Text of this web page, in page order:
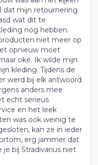
dat mijn retournering
wat dit te
nog hebben.
niet meer op
opnieuw moet
oke. Ik wilde mijn
kleding. Tijdens de
werd bij elk antwoord
anders mee
echt serieus
en het leek
was ook weinig te
kan ze in ieder
erg jammer dat
bij Stradivarius niet